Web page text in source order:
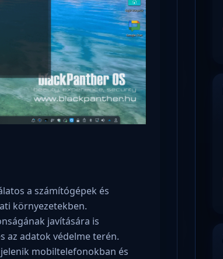
a számítógépek és
környezetekben.
javítására is
az adatok védelme terén.
mobiltelefonokban és